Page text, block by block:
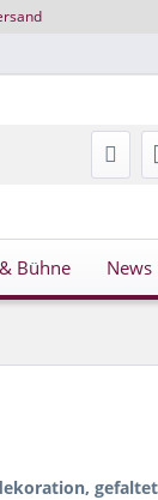
Bühne News